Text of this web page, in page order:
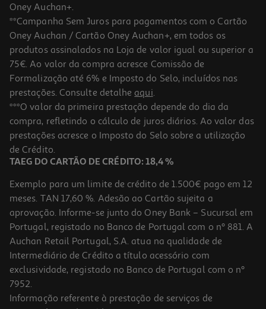
5.0
Creme Pentear Lola Milagre 450g
29.89 €/Kg
13,45 €
-20%
Oney Auchan+.
**Campanha Sem Juros para pagamentos com o Cartão
Oney Auchan / Cartão Oney Auchan+, em todos os
produtos assinalados na Loja de valor igual ou superior a
75€. Ao valor da compra acresce Comissão de
Formalização até 6% e Imposto do Selo, incluídos nas
prestações. Consulte detalhe aqui.
***O valor da primeira prestação depende do dia da
compra, refletindo o cálculo de juros diários. Ao valor das
prestações acresce o Imposto do Selo sobre a utilização
de Crédito.
TAEG DO CARTÃO DE CRÉDITO: 18,4 %
Exemplo para um limite de crédito de 1.500€ pago em 12
meses. TAN 17,60 %. Adesão ao Cartão sujeita a
aprovação. Informe-se junto do Oney Bank – Sucursal em
Portugal, registado no Banco de Portugal com o nº 881. A
Auchan Retail Portugal, S.A. atua na qualidade de
Intermediário de Crédito a título acessório com
exclusividade, registado no Banco de Portugal com o nº
7952.
Informação referente à prestação de serviços de